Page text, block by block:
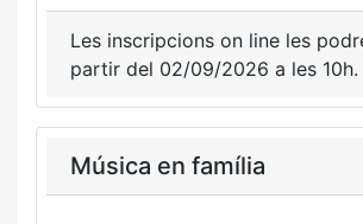
Les inscripcions on line les
partir del 02/09/2026 a les 10h.
Música en família